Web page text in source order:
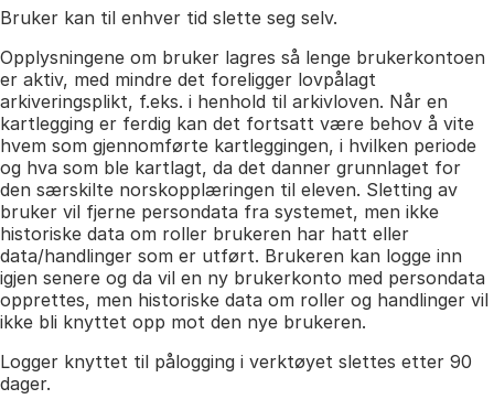
Bruker kan til enhver tid slette seg selv.
Opplysningene om bruker lagres så lenge brukerkontoen
er aktiv, med mindre det foreligger lovpålagt
arkiveringsplikt, f.eks. i henhold til arkivloven. Når en
kartlegging er ferdig kan det fortsatt være behov å vite
hvem som gjennomførte kartleggingen, i hvilken periode
og hva som ble kartlagt, da det danner grunnlaget for
den særskilte norskopplæringen til eleven. Sletting av
bruker vil fjerne persondata fra systemet, men ikke
historiske data om roller brukeren har hatt eller
data/handlinger som er utført. Brukeren kan logge inn
igjen senere og da vil en ny brukerkonto med persondata
opprettes, men historiske data om roller og handlinger vil
ikke bli knyttet opp mot den nye brukeren.
Logger knyttet til pålogging i verktøyet slettes etter 90
dager.